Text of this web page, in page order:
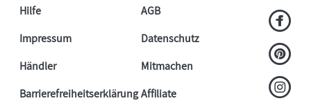
Hilfe
AGB
Impressum
Datenschutz
Händler
Mitmachen
BarrierefreiheitserklärungAffiliate